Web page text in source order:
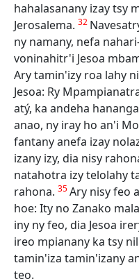
hahalasanany izay tsy
Jerosalema. 32
ny namany, nefa
voninahitr'i Jesoa
Ary tamin'izy roa lahy
Jesoa: Ry
atý, ka andeha
anao, ny iray ho an'i
fantany anefa izay
izany izy, dia nisy
natahotra izy telolahy
rahona. 35Ary nisy feo
hoe: Ity no Zanako
iny ny feo, dia Jesoa
ireo mpianany ka tsy
tamin'iza tamin'izany
teo.